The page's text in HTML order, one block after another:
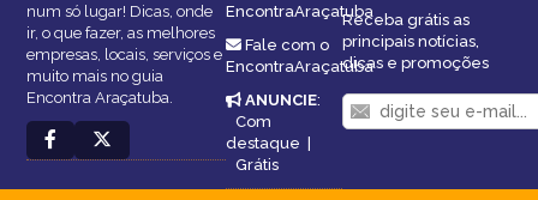
num só lugar! Dicas, onde
ir, o que fazer, as melhores
empresas, locais, serviços e
muito mais no guia
Encontra Araçatuba.
EncontraAraçatuba
Fale com o
EncontraAraçatuba
ANUNCIE:
Com
destaque |
Grátis
Receba grátis as
principais notícias,
dicas e promoções